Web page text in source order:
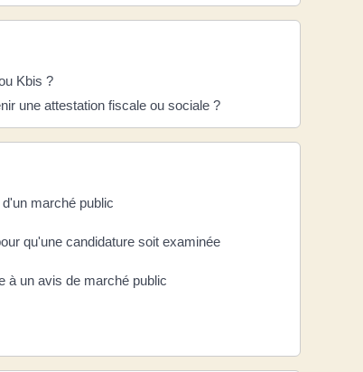
Kbis ?
une attestation fiscale ou sociale ?
marché public
qu'une candidature soit examinée
à un avis de marché public